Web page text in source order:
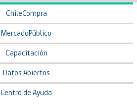
ChileCompra
MercadoPúblico
Capacitación
Datos Abiertos
Centro de Ayuda